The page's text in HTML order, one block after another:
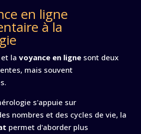
en ligne
à la
et lavoyance en ligne sont deux
mais souvent
s'appuie sur
nombres et des cycles de vie, la
permet d'aborder plus